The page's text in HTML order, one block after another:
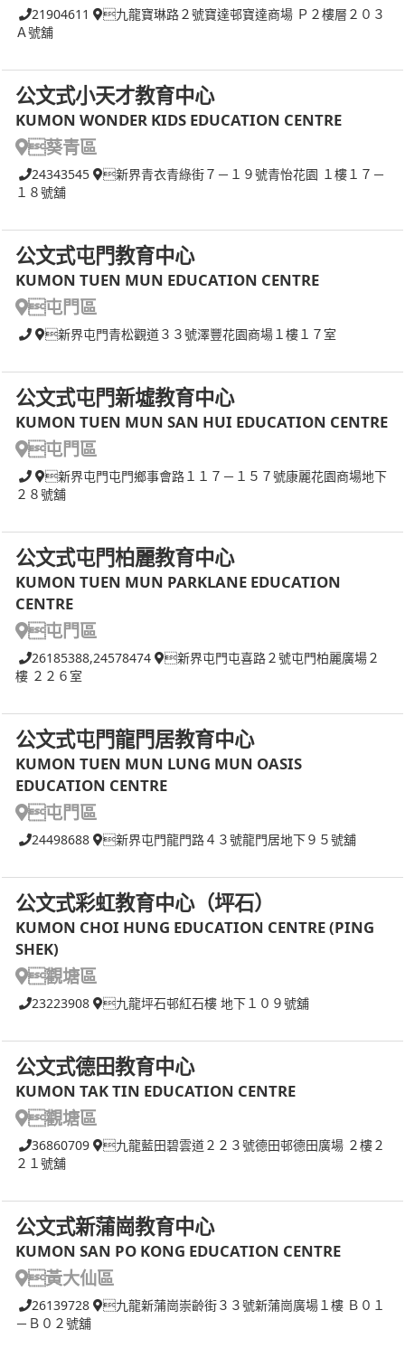
21904611
九龍寶琳路２號寶達邨寶達商場 Ｐ２樓層２０３
Ａ號舖
公文式小天才教育中心
KUMON WONDER KIDS EDUCATION CENTRE
葵青區
24343545
新界青衣青綠街７－１９號青怡花園 １樓１７－
１８號舖
公文式屯門教育中心
KUMON TUEN MUN EDUCATION CENTRE
屯門區
新界屯門青松觀道３３號澤豐花園商場１樓１７室
公文式屯門新墟教育中心
KUMON TUEN MUN SAN HUI EDUCATION CENTRE
屯門區
新界屯門屯門鄉事會路１１７－１５７號康麗花園商場地下
２８號舖
公文式屯門柏麗教育中心
KUMON TUEN MUN PARKLANE EDUCATION
CENTRE
屯門區
26185388,24578474
新界屯門屯喜路２號屯門柏麗廣場２
樓 ２２６室
公文式屯門龍門居教育中心
KUMON TUEN MUN LUNG MUN OASIS
EDUCATION CENTRE
屯門區
24498688 新界屯門龍門路４３號龍門居地下９５號舖
公文式彩虹教育中心（坪石）
KUMON CHOI HUNG EDUCATION CENTRE (PING
SHEK)
觀塘區
23223908 九龍坪石邨紅石樓 地下１０９號舖
公文式德田教育中心
KUMON TAK TIN EDUCATION CENTRE
觀塘區
36860709
九龍藍田碧雲道２２３號德田邨德田廣場 ２樓２
２１號舖
公文式新蒲崗教育中心
KUMON SAN PO KONG EDUCATION CENTRE
黃大仙區
26139728
九龍新蒲崗崇齡街３３號新蒲崗廣場１樓 Ｂ０１
－Ｂ０２號舖